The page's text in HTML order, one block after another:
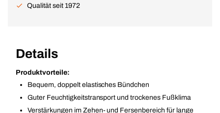
Qualität seit 1972
Details
Produktvorteile:
Bequem, doppelt elastisches Bündchen
Guter Feuchtigkeitstransport und trockenes Fußklima
Verstärkungen im Zehen- und Fersenbereich für lange